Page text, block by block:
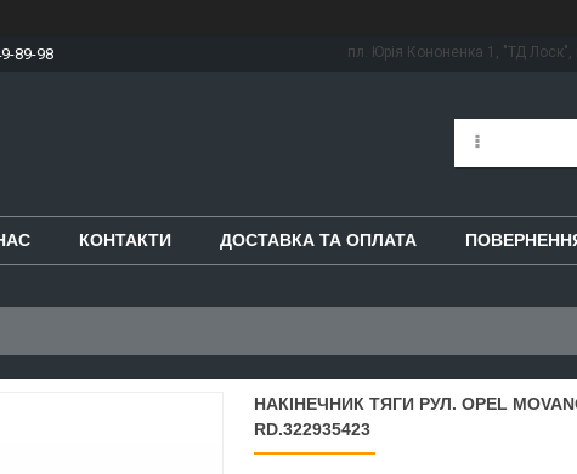
89-98 пл. Юрія Кононенка 1, "ТД Лоск",
КОНТАКТИ ДОСТАВКА ТА ОПЛАТА
НАКІНЕЧНИК ТЯГИ РУЛ. OPEL
RD.322935423